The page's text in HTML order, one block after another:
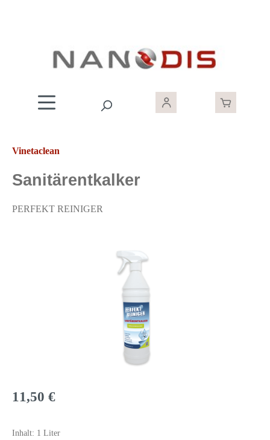
Vinetaclean
Sanitärentkalker
PERFEKT REINIGER
Regulärer Preis:
11,50 €
Inhalt: 1 Liter